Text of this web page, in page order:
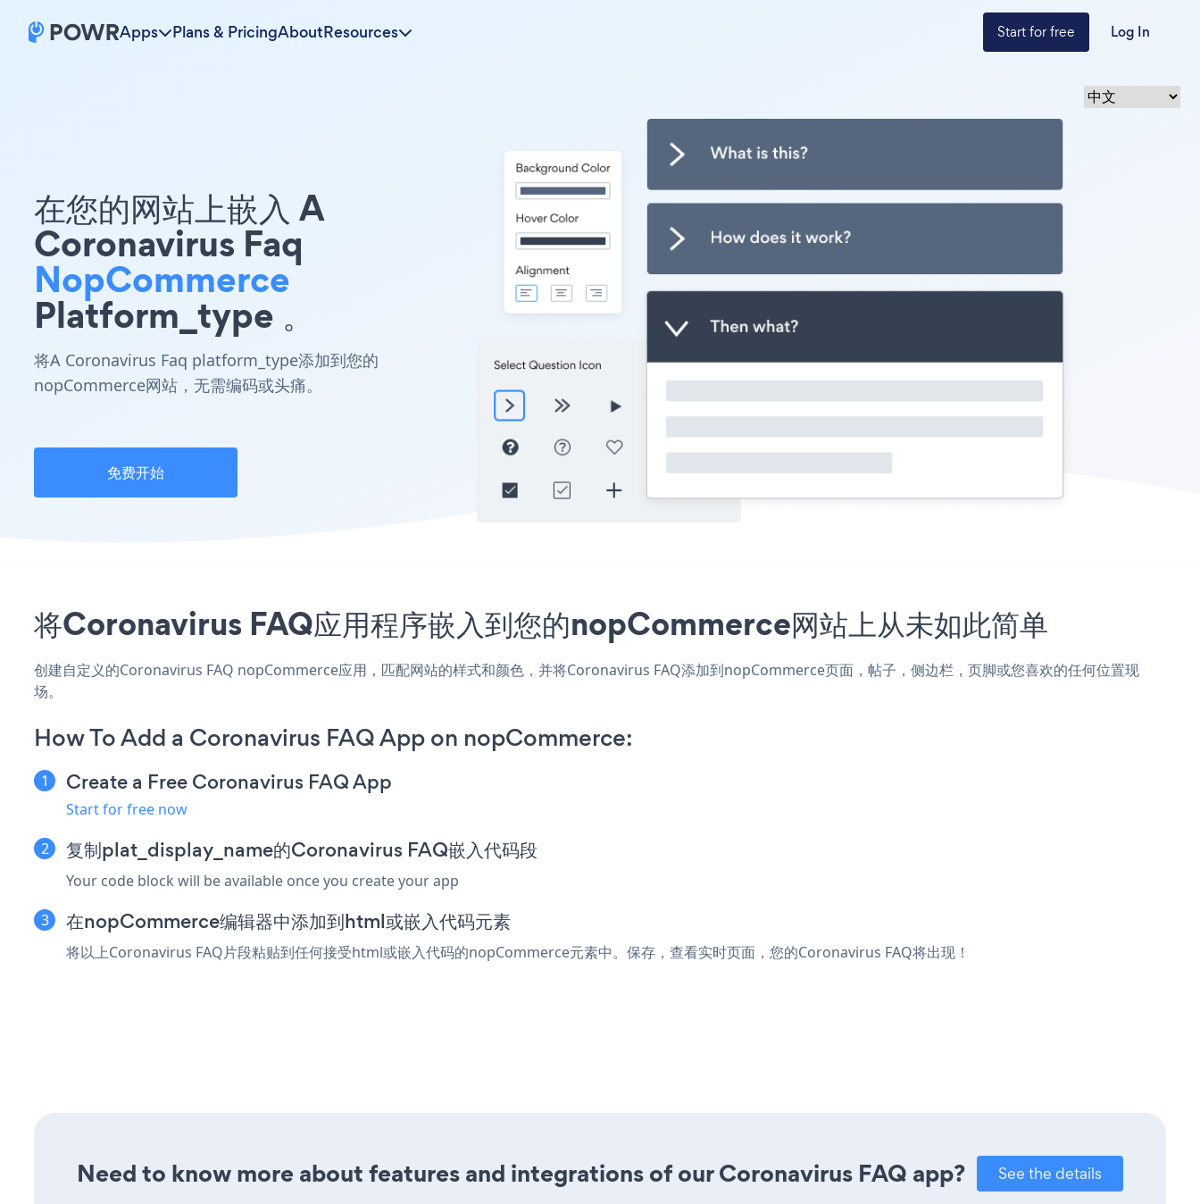
Apps Plans & PricingAboutResources Start for free Log In
在您的网站上嵌入 A
Coronavirus Faq
NopCommerce
Platform_type 。
将A Coronavirus Faq platform_type添加到您的
nopCommerce网站，无需编码或头痛。
免费开始
将Coronavirus FAQ应用程序嵌入到您的nopCommerce网站上从未如此简单
创建自定义的Coronavirus FAQ nopCommerce应用，匹配网站的样式和颜色，并将Coronavirus FAQ添加到nopCommerce页面，帖子，侧边栏，页脚或您喜欢的任何位置现
场。
How To Add a Coronavirus FAQ App on nopCommerce:
Create a Free Coronavirus FAQ App
Start for free now
复制plat_display_name的Coronavirus FAQ嵌入代码段
Your code block will be available once you create your app
在nopCommerce编辑器中添加到html或嵌入代码元素
将以上Coronavirus FAQ片段粘贴到任何接受html或嵌入代码的nopCommerce元素中。保存，查看实时页面，您的Coronavirus FAQ将出现！
Need to know more about features and integrations of our Coronavirus FAQ app? See the details